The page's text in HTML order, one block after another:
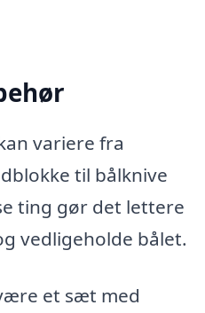
variere fra
til bålknive
ting gør det lettere
vedligeholde bålet.
et sæt med